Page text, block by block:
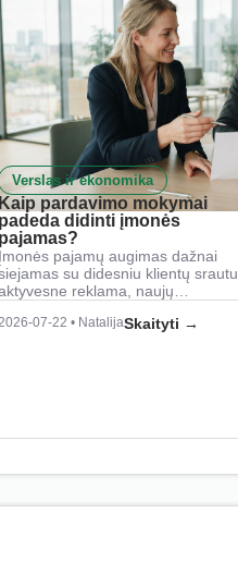
Verslas ir ekonomika
pardavimo mokymai
didinti įmonės
pajamų augimas dažnai
su didesniu klientų srautu,
reklama, naujų…
07-22 • NatalijaSkaityti →